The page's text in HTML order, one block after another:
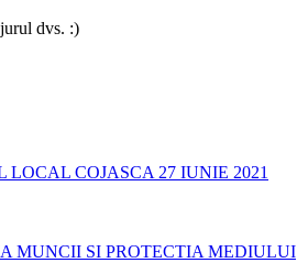
dvs. :)
COJASCA 27 IUNIE 2021
MUNCII SI PROTECTIA MEDIULUI